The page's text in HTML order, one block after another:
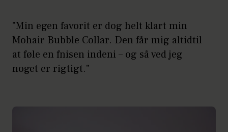
"Min egen favorit er dog helt klart min
Mohair Bubble Collar. Den får mig altidtil
at føle en fnisen indeni – og så ved jeg
noget er rigtigt."